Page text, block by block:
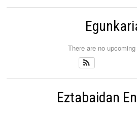
There are no
Eztabaidan